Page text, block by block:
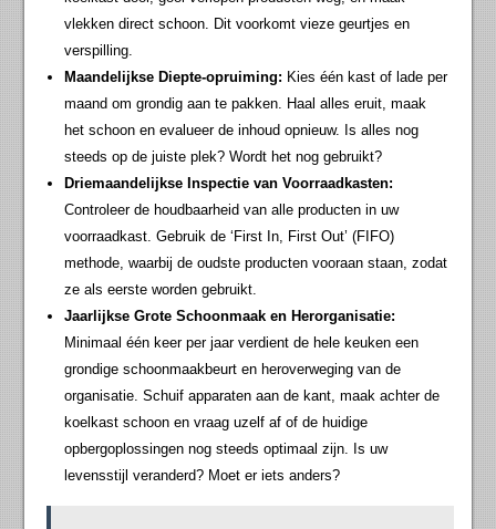
vlekken direct schoon. Dit voorkomt vieze geurtjes en
verspilling.
Maandelijkse Diepte-opruiming: Kies één kast of lade per
maand om grondig aan te pakken. Haal alles eruit, maak
het schoon en evalueer de inhoud opnieuw. Is alles nog
steeds op de juiste plek? Wordt het nog gebruikt?
Driemaandelijkse Inspectie van Voorraadkasten:
Controleer de houdbaarheid van alle producten in uw
voorraadkast. Gebruik de ‘First In, First Out’ (FIFO)
methode, waarbij de oudste producten vooraan staan, zodat
ze als eerste worden gebruikt.
Jaarlijkse Grote Schoonmaak en Herorganisatie:
Minimaal één keer per jaar verdient de hele keuken een
grondige schoonmaakbeurt en heroverweging van de
organisatie. Schuif apparaten aan de kant, maak achter de
koelkast schoon en vraag uzelf af of de huidige
opbergoplossingen nog steeds optimaal zijn. Is uw
levensstijl veranderd? Moet er iets anders?